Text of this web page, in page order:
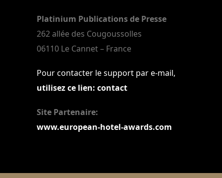
Platinium Publications de Presse
262 allée des Cougoussolles
06110 Le Cannet – France
Pour contacter le support par e-mail,
utilisez ce lien: contact
Site Partenaire:
www.european-hotel-awards.com